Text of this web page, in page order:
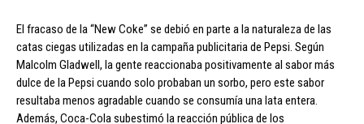
El fracaso de la “New Coke” se debió en parte a la naturaleza de las
catas ciegas utilizadas en la campaña publicitaria de Pepsi. Según
Malcolm Gladwell, la gente reaccionaba positivamente al sabor más
dulce de la Pepsi cuando solo probaban un sorbo, pero este sabor
resultaba menos agradable cuando se consumía una lata entera.
Además, Coca-Cola subestimó la reacción pública de los